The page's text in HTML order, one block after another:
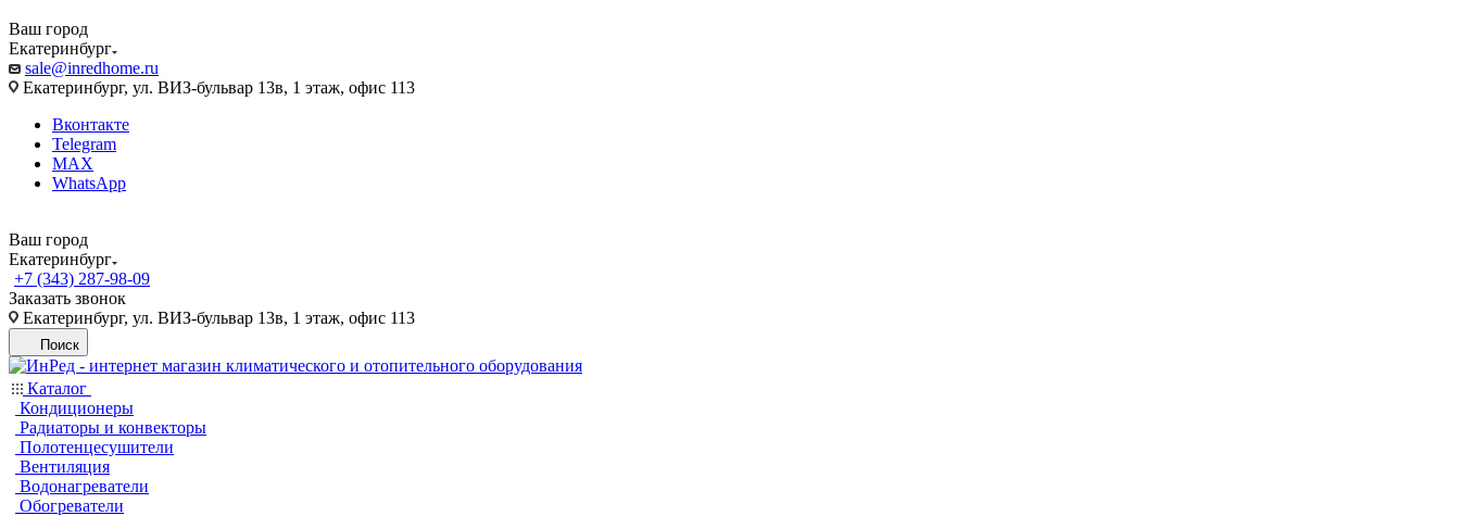
Ваш город
Екатеринбург
sale@inredhome.ru
Екатеринбург, ул. ВИЗ-бульвар 13в, 1 этаж, офис 113
Вконтакте
Telegram
MAX
WhatsApp
Ваш город
Екатеринбург
+7 (343) 287-98-09
Заказать звонок
Екатеринбург, ул. ВИЗ-бульвар 13в, 1 этаж, офис 113
Поиск
Каталог
Кондиционеры
Радиаторы и конвекторы
Полотенцесушители
Вентиляция
Водонагреватели
Обогреватели